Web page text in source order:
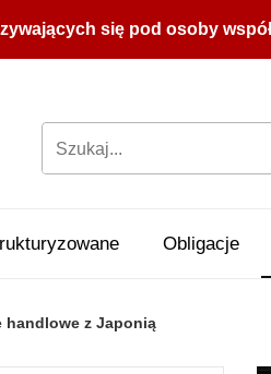
się pod osoby
Obligacje
handlowe z Japonią